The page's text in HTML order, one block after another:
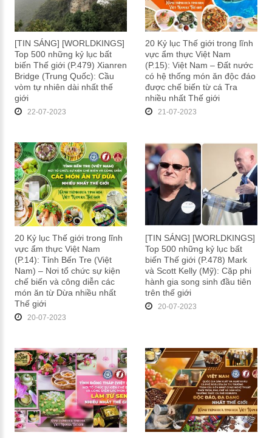
[TIN SÁNG] [WORLDKINGS]
Top 500 những kỷ lục bất
biến Thế giới (P.479) Xianren
Bridge (Trung Quốc): Cầu
vòm tự nhiên dài nhất thế
giới
22-07-2023
20 Kỷ lục Thế giới trong lĩnh
vực ẩm thực Việt Nam
(P.15): Việt Nam – Đất nước
có hệ thống món ăn độc đáo
được chế biến từ cá Tra
nhiều nhất Thế giới
21-07-2023
20 Kỷ lục Thế giới trong lĩnh
vực ẩm thực Việt Nam
(P.14): Tỉnh Bến Tre (Việt
Nam) – Nơi tổ chức sự kiện
chế biến và công diễn các
món ăn từ Dừa nhiều nhất
Thế giới
20-07-2023
[TIN SÁNG] [WORLDKINGS]
Top 500 những kỷ lục bất
biến Thế giới (P.478) Mark
và Scott Kelly (Mỹ): Cặp phi
hành gia song sinh đầu tiên
trên thế giới
20-07-2023